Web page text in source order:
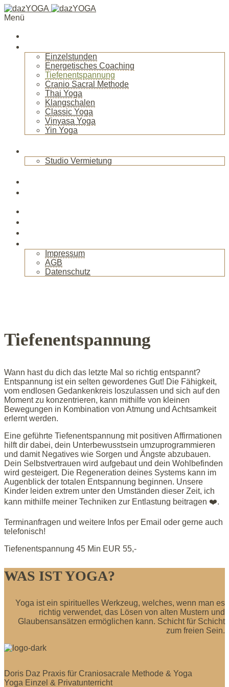
Menü
Einzelstunden
Energetisches Coaching
Tiefenentspannung
Cranio Sacral Methode
Thai Yoga
Klangschalen
Classic Yoga
Vinyasa Yoga
Yin Yoga
Studio Vermietung
Impressum
AGB
Datenschutz
Tiefenentspannung
Wann hast du dich das letzte Mal so richtig entspannt?
Entspannung ist ein selten gewordenes Gut! Die Fähigkeit,
vom endlosen Gedankenkreis loszulassen und sich auf den
Moment zu konzentrieren, kann mithilfe von kleinen
Bewegungen in Kombination von Atmung und Achtsamkeit
erlernt werden.
Eine geführte Tiefenentspannung mit positiven Affirmationen
hilft dir dabei, dein Unterbewusstsein umzuprogrammieren
und damit Negatives wie Sorgen und Ängste abzubauen.
Dein Selbstvertrauen wird aufgebaut und dein Wohlbefinden
wird gesteigert. Die Regeneration deines Systems kann im
Augenblick der totalen Entspannung beginnen. Unsere
Kinder leiden extrem unter den Umständen dieser Zeit, ich
kann mithilfe meiner Techniken zur Entlastung beitragen ❤️.
Terminanfragen und weitere Infos per Email oder gerne auch
telefonisch!
Tiefenentspannung 45 Min EUR 55,-
WAS IST YOGA?
Yoga ist ein spirituelles Werkzeug, welches, wenn man es
richtig verwendet, das Lösen von alten Mustern und
Glaubensansätzen ermöglichen kann. Schicht für Schicht
zum freien Sein.
Doris Daz Praxis für Craniosacrale Methode & Yoga
Yoga Einzel & Privatunterricht